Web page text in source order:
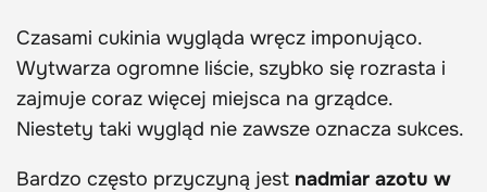
Czasami cukinia wygląda wręcz imponująco.
Wytwarza ogromne liście, szybko się rozrasta i
zajmuje coraz więcej miejsca na grządce.
Niestety taki wygląd nie zawsze oznacza sukces.
Bardzo często przyczyną jest nadmiar azotu w